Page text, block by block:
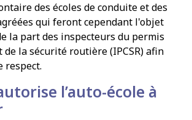
des écoles de conduite et des
qui feront cependant l'objet
la part des inspecteurs du permis
de la sécurité routière (IPCSR) afin
respect.
l’auto-école à